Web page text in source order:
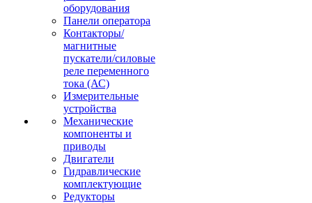
оборудования
Панели оператора
Контакторы/
магнитные
пускатели/силовые
реле переменного
тока (АС)
Измерительные
устройства
Механические
компоненты и
приводы
Двигатели
Гидравлические
комплектующие
Редукторы